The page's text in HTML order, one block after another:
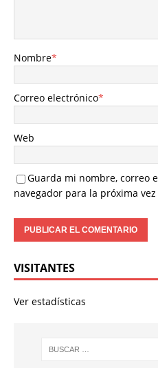
Nombre*
Correo electrónico*
Web
Guarda mi nombre, correo
navegador para la próxima
VISITANTES
Ver estadísticas